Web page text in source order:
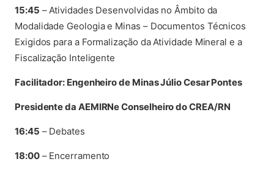
15:45 – Atividades Desenvolvidas no Âmbito da
Modalidade Geologia e Minas – Documentos Técnicos
Exigidos para a Formalização da Atividade Mineral e a
Fiscalização Inteligente
Facilitador: Engenheiro de Minas Júlio Cesar Pontes
Presidente da AEMIRNe Conselheiro do CREA/RN
16:45 – Debates
18:00– Encerramento